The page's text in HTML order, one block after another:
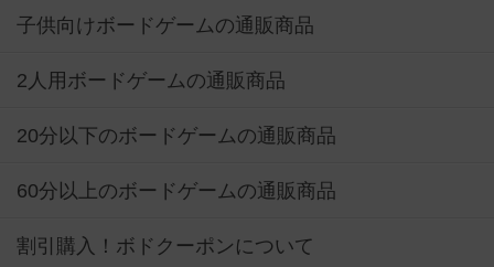
子供向けボードゲームの通販商品
2人用ボードゲームの通販商品
20分以下のボードゲームの通販商品
60分以上のボードゲームの通販商品
割引購入！ボドクーポンについて